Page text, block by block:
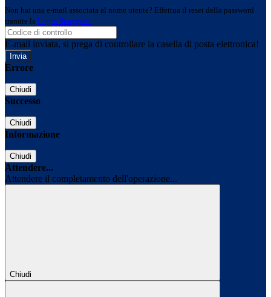
Non hai una e-mail associata al nome utente? Effettua il reset della password
tramite la Login Spaggiari
E-mail inviata, si prega di controllare la casella di posta elettronica!
Errore
Chiudi
Successo
Chiudi
Informazione
Chiudi
Attendere...
Attendere il completamento dell'operazione...
Chiudi